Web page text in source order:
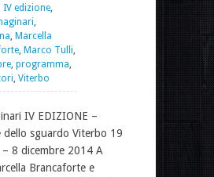
IV edizione
Marcella
Marco Tulli
programma
Viterbo
IV EDIZIONE –
dello sguardo Viterbo 19
8 dicembre 2014 A
Brancaforte e